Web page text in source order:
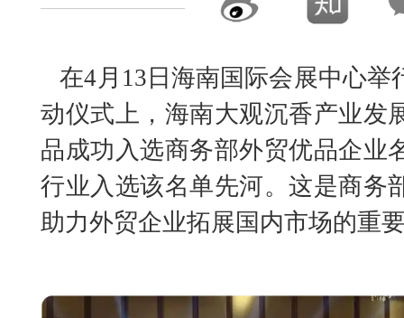
在4月13日海南国际会展中心举
动仪式上，海南大观沉香产业发
品成功入选商务部外贸优品企业
行业入选该名单先河。这是商务
助力外贸企业拓展国内市场的重